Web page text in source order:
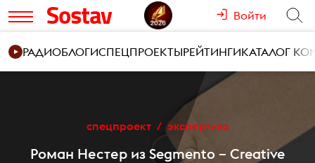
Войти
РАДИОБЛОГИСПЕЦПРОЕКТЫРЕЙТИНГИКАТАЛОГ
спецпроект экспертиза
Роман Нестер из Segmento – Creative